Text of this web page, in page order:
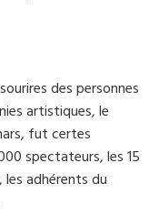
des personnes
artistiques, le
fut certes
spectateurs, les 15
les adhérents du